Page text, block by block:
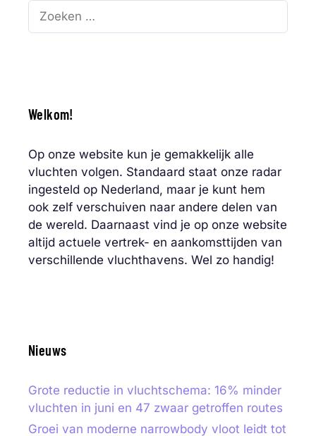
naar:
Welkom!
Op onze website kun je gemakkelijk alle
vluchten volgen. Standaard staat onze radar
ingesteld op Nederland, maar je kunt hem
ook zelf verschuiven naar andere delen van
de wereld. Daarnaast vind je op onze website
altijd actuele vertrek- en aankomsttijden van
verschillende vluchthavens. Wel zo handig!
Nieuws
Grote reductie in vluchtschema: 16% minder
vluchten in juni en 47 zwaar getroffen routes
Groei van moderne narrowbody vloot leidt tot